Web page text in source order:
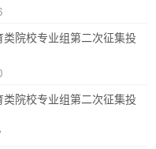
院校专业组第二次征集投
院校专业组第二次征集投